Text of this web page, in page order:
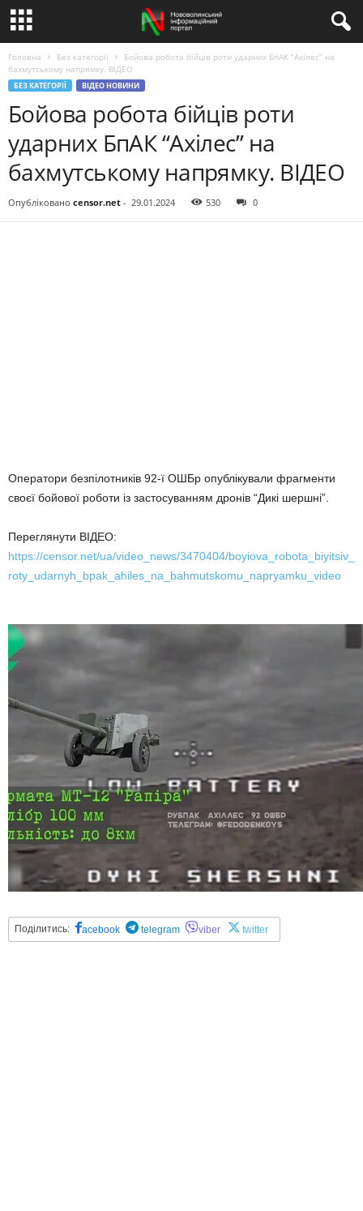
Головна Без категорії
Бойова робота бійців роти ударних БпАК “Ахілес” на
бахмутському напрямку. ВIДЕО
БЕЗ КАТЕГОРІЇ ВІДЕО НОВИНИ
Бойова робота бійців роти
ударних БпАК “Ахілес” на
бахмутському напрямку. ВIДЕО
Опубліковано censor.net - 29.01.2024 530 0
Оператори безпілотників 92-ї ОШБр опублікували фрагменти
своєї бойової роботи із застосуванням дронів “Дикі шершні”.
Переглянути ВІДЕО:
https://censor.net/ua/video_news/3470404/boyiova_robota_biyitsiv_
roty_udarnyh_bpak_ahiles_na_bahmutskomu_napryamku_video
Поділитись: acebook telegram viber twitter